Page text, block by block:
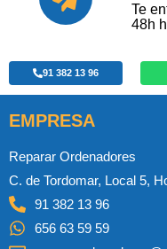
Te
48h
91 382 13 96
EMPRESA
Reparar Ordenadores
C. de Tordomar, Local 5,
91 382 13 96
656 63 59 59